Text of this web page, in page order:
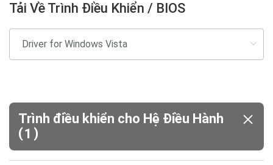
Tải Về Trình Điều Khiển / BIOS
Trình điều khiển cho Hệ Điều Hành
(1 )